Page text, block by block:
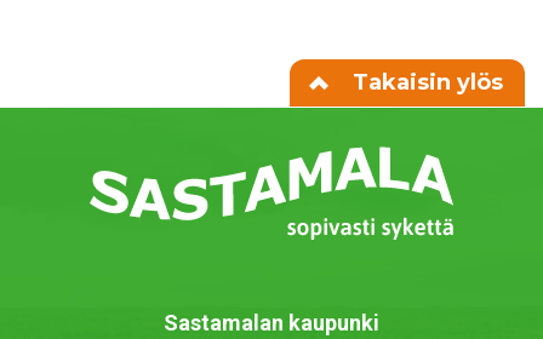
Takaisin ylös
Sastamalan kaupunki